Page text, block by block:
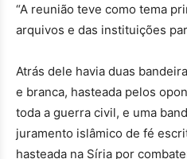
“A reunião teve como tema
arquivos e das instituições
Atrás dele havia duas
e branca, hasteada pelos
toda a guerra civil, e uma
juramento islâmico de fé
hasteada na Síria por